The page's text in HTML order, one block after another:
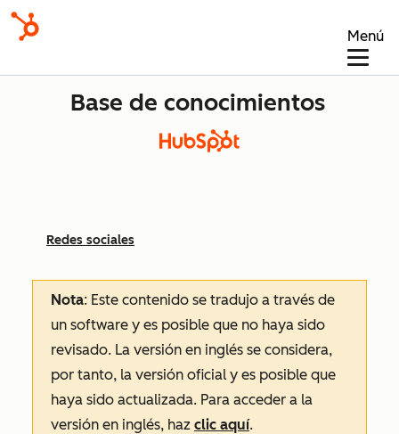
Menú
Base de conocimientos
Redes sociales
Nota: Este contenido se tradujo a través de
un software y es posible que no haya sido
revisado. La versión en inglés se considera,
por tanto, la versión oficial y es posible que
haya sido actualizada. Para acceder a la
versión en inglés, haz clic aquí.